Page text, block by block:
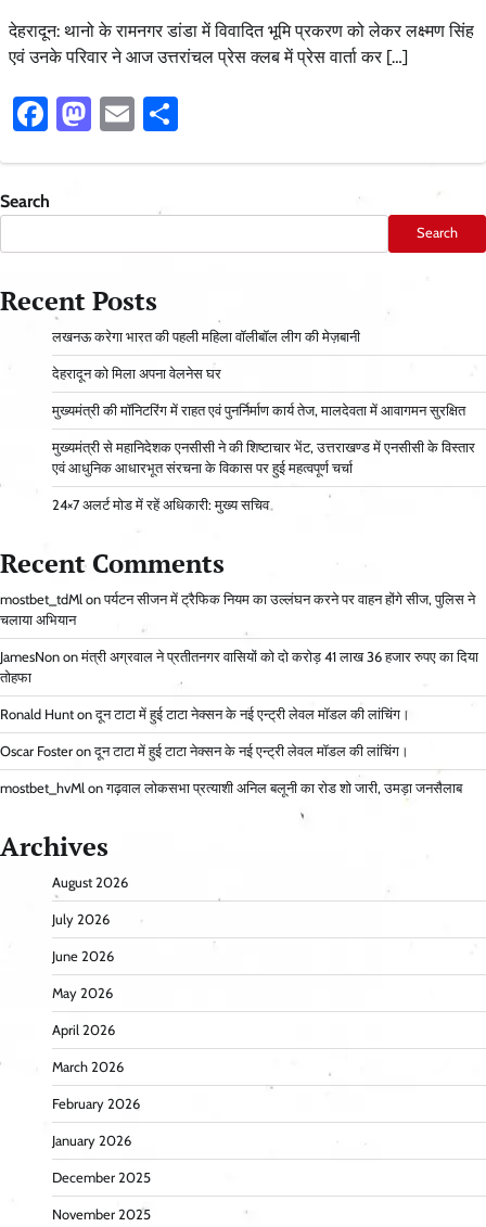
देहरादून: थानो के रामनगर डांडा में विवादित भूमि प्रकरण को लेकर लक्ष्मण सिंह
एवं उनके परिवार ने आज उत्तरांचल प्रेस क्लब में प्रेस वार्ता कर […]
Facebook
Mastodon
Email
Search
Search
Recent Posts
लखनऊ करेगा भारत की पहली महिला वॉलीबॉल लीग की मेज़बानी
देहरादून को मिला अपना वेलनेस घर
मुख्यमंत्री की मॉनिटरिंग में राहत एवं पुनर्निर्माण कार्य तेज, मालदेवता में आवागमन सुरक्षित
मुख्यमंत्री से महानिदेशक एनसीसी ने की शिष्टाचार भेंट, उत्तराखण्ड में एनसीसी के विस्तार
एवं आधुनिक आधारभूत संरचना के विकास पर हुई महत्वपूर्ण चर्चा
24×7 अलर्ट मोड में रहें अधिकारी: मुख्य सचिव
Recent Comments
mostbet_tdMl onपर्यटन सीजन में ट्रैफिक नियम का उल्लंघन करने पर वाहन होंगे सीज, पुलिस ने
चलाया अभियान
JamesNon onमंत्री अग्रवाल ने प्रतीतनगर वासियों को दो करोड़ 41 लाख 36 हजार रुपए का दिया
तोहफा
Ronald Hunt onदून टाटा में हुई टाटा नेक्सन के नई एन्ट्री लेवल मॉडल की लांचिंग।
Oscar Foster onदून टाटा में हुई टाटा नेक्सन के नई एन्ट्री लेवल मॉडल की लांचिंग।
mostbet_hvMl onगढ़वाल लोकसभा प्रत्याशी अनिल बलूनी का रोड शो जारी, उमड़ा जनसैलाब
Archives
August 2026
July 2026
June 2026
May 2026
April 2026
March 2026
February 2026
January 2026
December 2025
November 2025